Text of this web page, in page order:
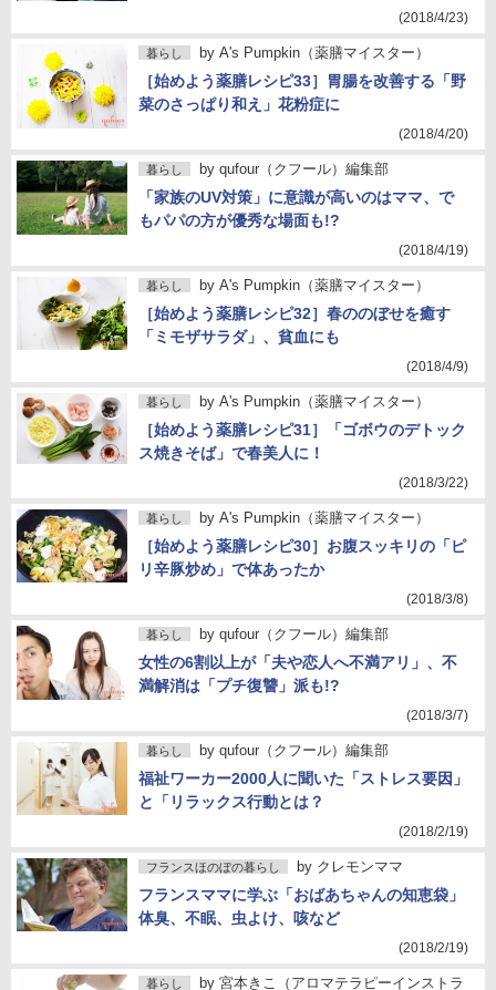
(2018/4/23)
暮らし by A's Pumpkin（薬膳マイスター）
［始めよう薬膳レシピ33］胃腸を改善する「野
菜のさっぱり和え」花粉症に
(2018/4/20)
暮らし by qufour（クフール）編集部
「家族のUV対策」に意識が高いのはママ、で
もパパの方が優秀な場面も!?
(2018/4/19)
暮らし by A's Pumpkin（薬膳マイスター）
［始めよう薬膳レシピ32］春ののぼせを癒す
「ミモザサラダ」、貧血にも
(2018/4/9)
暮らし by A's Pumpkin（薬膳マイスター）
［始めよう薬膳レシピ31］「ゴボウのデトック
ス焼きそば」で春美人に！
(2018/3/22)
暮らし by A's Pumpkin（薬膳マイスター）
［始めよう薬膳レシピ30］お腹スッキリの「ピ
リ辛豚炒め」で体あったか
(2018/3/8)
暮らし by qufour（クフール）編集部
女性の6割以上が「夫や恋人へ不満アリ」、不
満解消は「プチ復讐」派も!?
(2018/3/7)
暮らし by qufour（クフール）編集部
福祉ワーカー2000人に聞いた「ストレス要因」
と「リラックス行動とは？
(2018/2/19)
フランスほのぼの暮らし by クレモンママ
フランスママに学ぶ「おばあちゃんの知恵袋」
体臭、不眠、虫よけ、咳など
(2018/2/19)
暮らし by 宮本きこ（アロマテラピーインストラ